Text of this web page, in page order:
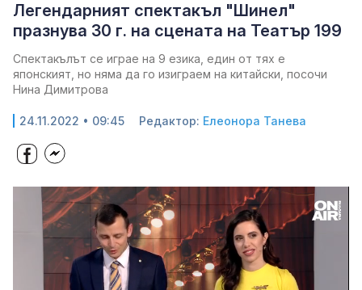
Легендарният спектакъл "Шинел"
празнува 30 г. на сцената на Театър 199
Спектакълът се играе на 9 езика, един от тях е
японският, но няма да го изиграем на китайски, посочи
Нина Димитрова
24.11.2022 • 09:45 Редактор: Елеонора Танева